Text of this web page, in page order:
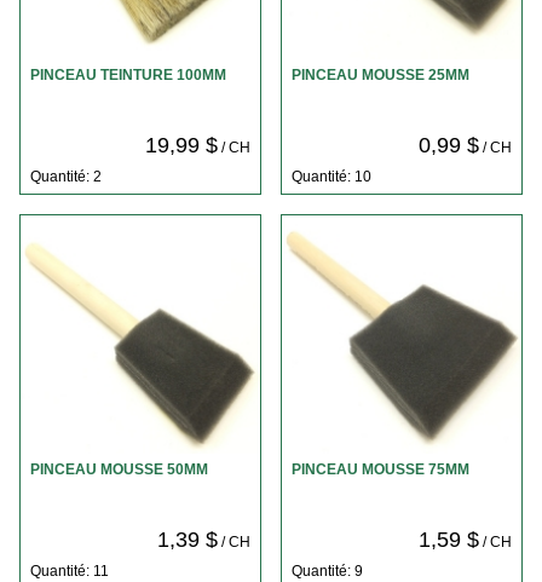
PINCEAU TEINTURE 100MM
19,99 $/ CH
Quantité: 2
PINCEAU MOUSSE 25MM
0,99 $/ CH
Quantité: 10
PINCEAU MOUSSE 50MM
1,39 $/ CH
Quantité: 11
PINCEAU MOUSSE 75MM
1,59 $/ CH
Quantité: 9